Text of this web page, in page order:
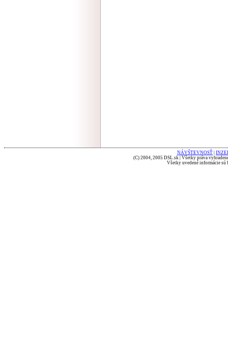
NÁVŠTEVNOSŤ
(C) 2004, 2005 DSL.sk | Všetky práva
Všetky uvedené informácie sú